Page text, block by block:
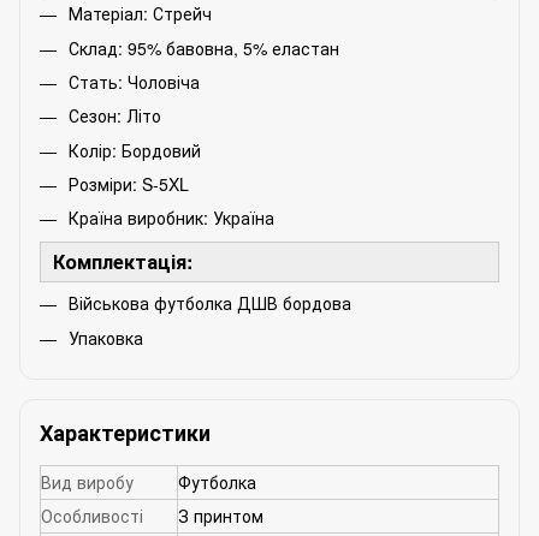
Матеріал: Стрейч
Склад: 95% бавовна, 5% еластан
Стать: Чоловіча
Сезон: Літо
Колір: Бордовий
Розміри: S-5XL
Країна виробник: Україна
Комплектація:
Військова футболка ДШВ бордова
Упаковка
Характеристики
Вид виробу
Футболка
Особливості
З принтом